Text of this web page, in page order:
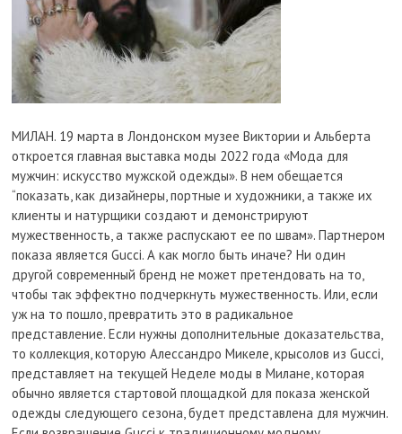
МИЛАН. 19 марта в Лондонском музее Виктории и Альберта
откроется главная выставка моды 2022 года «Мода для
мужчин: искусство мужской одежды». В нем обещается
“показать, как дизайнеры, портные и художники, а также их
клиенты и натурщики создают и демонстрируют
мужественность, а также распускают ее по швам». Партнером
показа является Gucci. А как могло быть иначе? Ни один
другой современный бренд не может претендовать на то,
чтобы так эффектно подчеркнуть мужественность. Или, если
уж на то пошло, превратить это в радикальное
представление. Если нужны дополнительные доказательства,
то коллекция, которую Алессандро Микеле, крысолов из Gucci,
представляет на текущей Неделе моды в Милане, которая
обычно является стартовой площадкой для показа женской
одежды следующего сезона, будет представлена для мужчин.